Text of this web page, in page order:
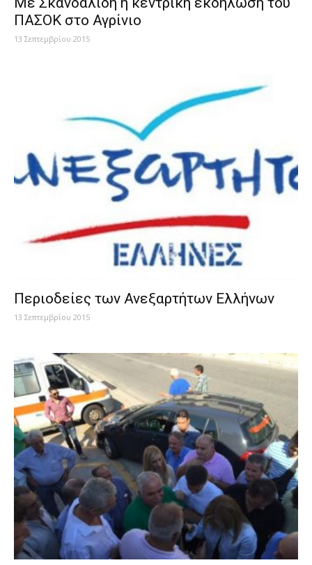
ΠΑΣΟΚ στο Αγρίνιο
13 Σεπτεμβρίου 2015
Περιοδείες των Ανεξαρτήτων Ελλήνων
13 Σεπτεμβρίου 2015